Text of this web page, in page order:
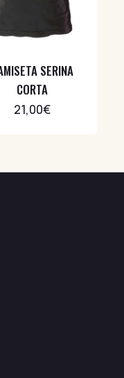
SERINA
CORTA
21,00€